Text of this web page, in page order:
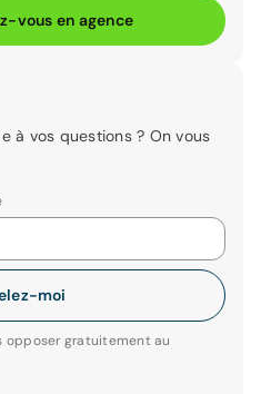
vous en agence
à vos questions ? On vous
moi
opposer gratuitement au